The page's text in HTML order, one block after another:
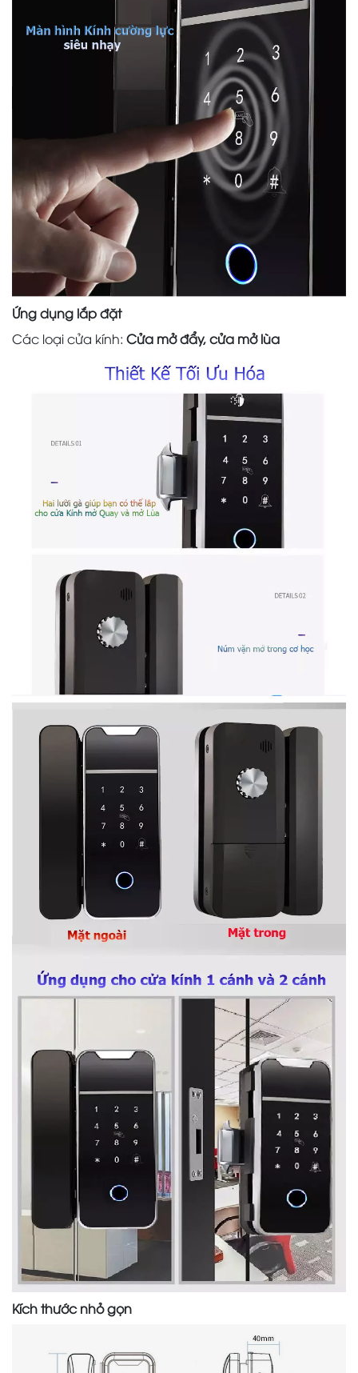
Ứng dụng lắp đặt
Các loại cửa kính: Cửa mở đẩy, cửa mở lùa
Kích thước nhỏ gọn